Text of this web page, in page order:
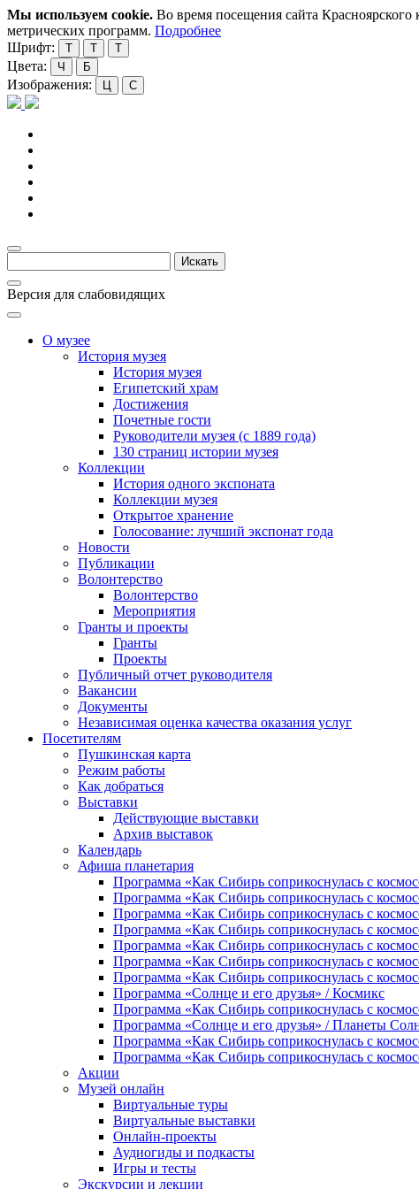
Мы используем cookie. Во время посещения сайта Красноярского
метрических программ. Подробнее
Шрифт:
Т Т Т
Цвета: Ч Б
Изображения: Ц С
Версия для слабовидящих
О музее
История музея
История музея
Египетский храм
Достижения
Почетные гости
Руководители музея (с 1889 года)
130 страниц истории музея
Коллекции
История одного экспоната
Коллекции музея
Открытое хранение
Голосование: лучший экспонат года
Новости
Публикации
Волонтерство
Волонтерство
Мероприятия
Гранты и проекты
Гранты
Проекты
Публичный отчет руководителя
Вакансии
Документы
Независимая оценка качества оказания услуг
Посетителям
Пушкинская карта
Режим работы
Как добраться
Выставки
Действующие выставки
Архив выставок
Календарь
Афиша планетария
Программа «Как Сибирь соприкоснулась с
Программа «Как Сибирь соприкоснулась с
Программа «Как Сибирь соприкоснулась с
Программа «Как Сибирь соприкоснулась с
Программа «Как Сибирь соприкоснулась с
Программа «Как Сибирь соприкоснулась с
Программа «Как Сибирь соприкоснулась с
Программа «Солнце и его друзья» / Космикс
Программа «Как Сибирь соприкоснулась с
Программа «Солнце и его друзья» / Планеты
Программа «Как Сибирь соприкоснулась с
Программа «Как Сибирь соприкоснулась с
Акции
Музей онлайн
Виртуальные туры
Виртуальные выставки
Онлайн-проекты
Аудиогиды и подкасты
Игры и тесты
Экскурсии и лекции